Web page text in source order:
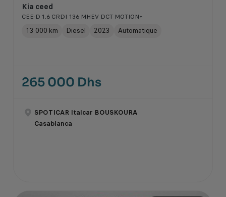
Kia ceed
CEE-D 1.6 CRDI 136 MHEV DCT MOTION+
13 000 km Diesel 2023 Automatique
265 000 Dhs
SPOTICAR Italcar BOUSKOURA
Casablanca